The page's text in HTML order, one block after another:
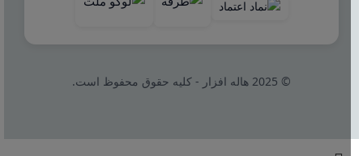
© 2025 هاله افزار - کلیه حقوق محفوظ است.